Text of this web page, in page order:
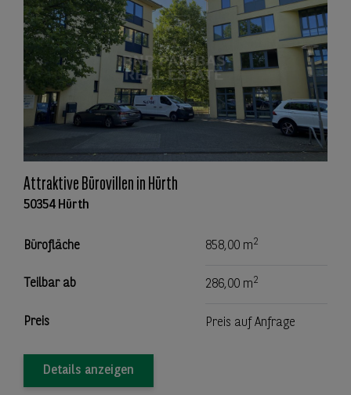
Attraktive Bürovillen in Hürth
50354 Hürth
Bürofläche 858,00 m2
Teilbar ab 286,00 m2
Preis Preis auf Anfrage
Details anzeigen